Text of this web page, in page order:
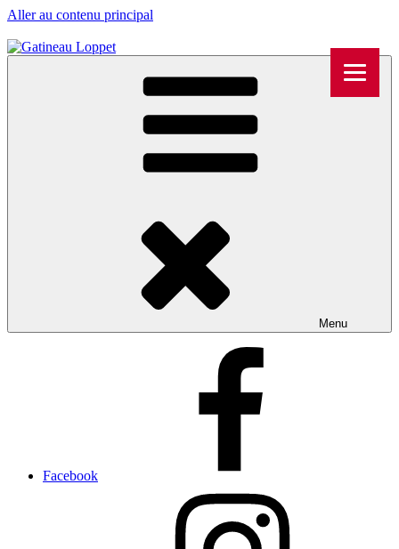
Aller au contenu principal
Menu
Facebook